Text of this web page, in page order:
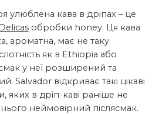
улюблена кава в дріпах – це
обробки honey. Ця кава
ароматна, має не таку
як в Ethiopia або
у неї розширений та
Salvador відкриває такі цікаві
яких в дріп-каві раніше не
неймовірний післясмак.